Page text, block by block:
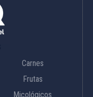
Carnes
Frutas
Micológicos